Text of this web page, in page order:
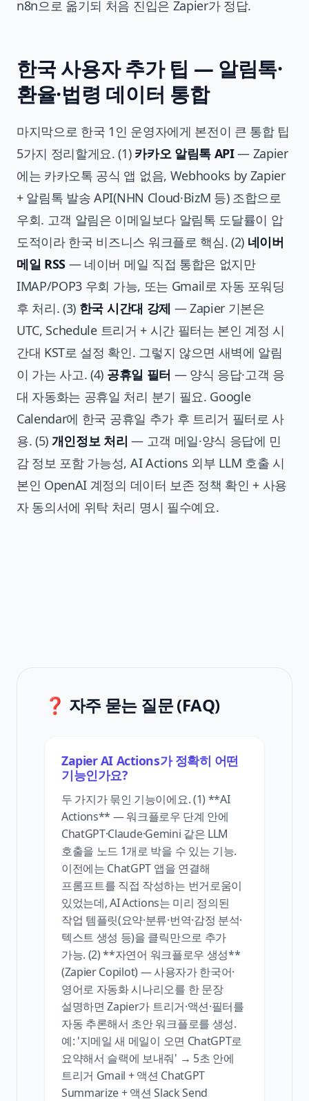
n8n으로 옮기되 처음 진입은 Zapier가 정답.
한국 사용자 추가 팁 — 알림톡·
환율·법령 데이터 통합
마지막으로 한국 1인 운영자에게 본전이 큰 통합 팁
5가지 정리할게요. (1) 카카오 알림톡 API— Zapier
에는 카카오톡 공식 앱 없음, Webhooks by Zapier
+ 알림톡 발송 API(NHN Cloud·BizM 등) 조합으로
우회. 고객 알림은 이메일보다 알림톡 도달률이 압
도적이라 한국 비즈니스 워크플로 핵심. (2) 네이버
메일 RSS — 네이버 메일 직접 통합은 없지만
IMAP/POP3 우회 가능, 또는 Gmail로 자동 포워딩
후 처리. (3) 한국 시간대 강제 — Zapier 기본은
UTC, Schedule 트리거 + 시간 필터는 본인 계정 시
간대 KST로 설정 확인. 그렇지 않으면 새벽에 알림
이 가는 사고. (4) 공휴일 필터 — 양식 응답·고객 응
대 자동화는 공휴일 처리 분기 필요. Google
Calendar에 한국 공휴일 추가 후 트리거 필터로 사
용. (5) 개인정보 처리 — 고객 메일·양식 응답에 민
감 정보 포함 가능성, AI Actions 외부 LLM 호출 시
본인 OpenAI 계정의 데이터 보존 정책 확인 + 사용
자 동의서에 위탁 처리 명시 필수예요.
❓ 자주 묻는 질문 (FAQ)
Zapier AI Actions가 정확히 어떤
기능인가요?
두 가지가 묶인 기능이에요. (1) **AI
Actions** — 워크플로우 단계 안에
ChatGPT·Claude·Gemini 같은 LLM
호출을 노드 1개로 박을 수 있는 기능.
이전에는 ChatGPT 앱을 연결해
프롬프트를 직접 작성하는 번거로움이
있었는데, AI Actions는 미리 정의된
작업 템플릿(요약·분류·번역·감정 분석·
텍스트 생성 등)을 클릭만으로 추가
가능. (2) **자연어 워크플로우 생성**
(Zapier Copilot) — 사용자가 한국어·
영어로 자동화 시나리오를 한 문장
설명하면 Zapier가 트리거·액션·필터를
자동 추론해서 초안 워크플로를 생성.
예: '지메일 새 메일이 오면 ChatGPT로
요약해서 슬랙에 보내줘' → 5초 안에
트리거 Gmail + 액션 ChatGPT
Summarize + 액션 Slack Send